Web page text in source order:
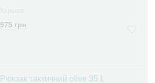
975 грн
Рюкзак тактичний olive 35 L